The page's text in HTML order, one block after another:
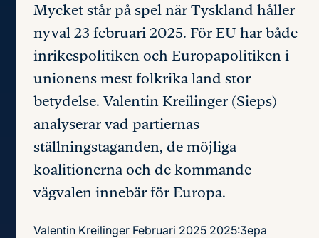
Mycket står på spel när Tyskland håller
nyval 23 februari 2025. För EU har både
inrikespolitiken och Europapolitiken i
unionens mest folkrika land stor
betydelse. Valentin Kreilinger (Sieps)
analyserar vad partiernas
ställningstaganden, de möjliga
koalitionerna och de kommande
vägvalen innebär för Europa.
Valentin Kreilinger Februari 2025 2025:3epa